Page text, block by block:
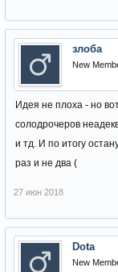
злоба
New
Идея не плоха - но
солодрочеров
и тд. И по итогу
раз и не два (
27 июн 2018
Dota
New